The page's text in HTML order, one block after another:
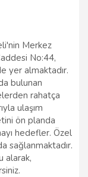
Merkez
No:44,
yer almaktadır.
bulunan
rahatça
ulaşım
ön planda
hedefler. Özel
sağlanmaktadır.
alarak,